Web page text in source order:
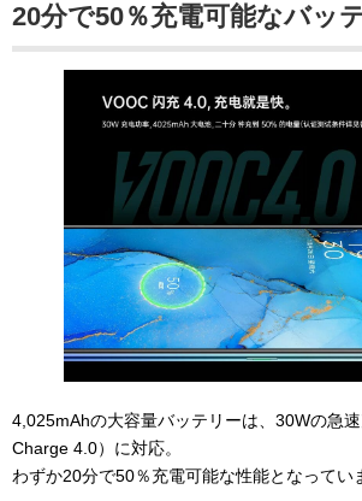
20分で50％充電可能なバッ
4,025mAhの大容量バッテリーは、30Wの急
Charge 4.0）に対応。
わずか20分で50％充電可能な性能となってい